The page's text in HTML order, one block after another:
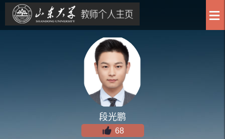
段光鹏
68